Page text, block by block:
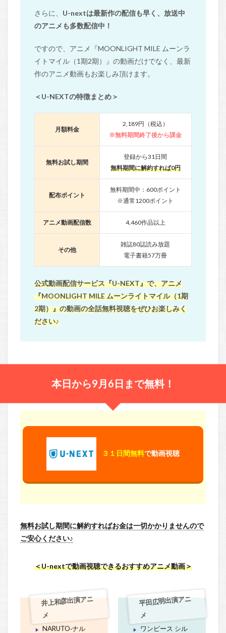
さらに、 U-nextは最新作の配信も早く、放送中
のアニメも多数配信中！
ですので、アニメ『MOONLIGHT MILE ムーンラ
イトマイル（1期2期）』の動画だけでなく、最新
作のアニメ動画もお楽しみ頂けます。
＜U-NEXTの特徴まとめ＞
月額料金
2,189円（税込）
※無料期間終了後から課金
無料お試し期間
登録から31日間
無料期間に解約すれば0円
配布ポイント
無料期間中：600ポイント
※通常1200ポイント
アニメ動画配信数 4,460作品以上
その他
雑誌80誌読み放題
電子書籍57万冊
公式動画配信サービス『U-NEXT』で、アニメ
『MOONLIGHT MILE ムーンライトマイル（1期
2期）』の動画の全話無料視聴をぜひお楽しみく
ださい♪
本日から9月6日まで無料！
３１日間無料で動画視聴
無料お試し期間に解約すればお金は一切かかりませんので
ご安心ください♪
＜U-nextで動画視聴できるおすすめアニメ動画＞
井上和彦出演アニ
メ
NARUTO‐ナル
平田広明出演アニ
メ
ワンピース シル